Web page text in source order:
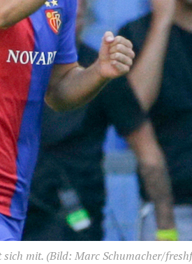
sich mit.(Bild: Marc Schumacher/